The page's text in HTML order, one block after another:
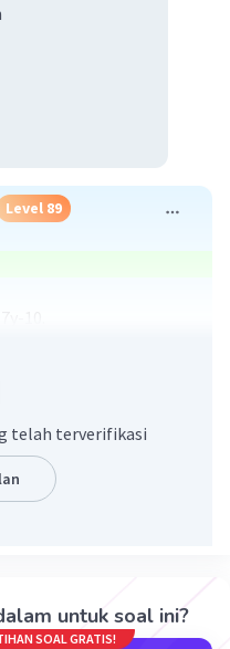
Level 89
Level 72
telah terverifikasi
untuk soal ini?
SOAL GRATIS!